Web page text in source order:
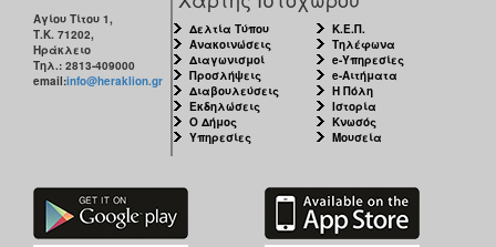
Αγίου Τίτου 1,
Τ.Κ. 71202,
Ηράκλειο
Τηλ.: 2813-409000
email:info@heraklion.gr
Δελτία Τύπου
Ανακοινώσεις
Διαγωνισμοί
Προσλήψεις
Διαβουλεύσεις
Εκδηλώσεις
Ο Δήμος
Υπηρεσίες
Κ.Ε.Π.
Τηλέφωνα
e-Υπηρεσίες
e-Αιτήματα
Η Πόλη
Ιστορία
Κνωσός
Μουσεία